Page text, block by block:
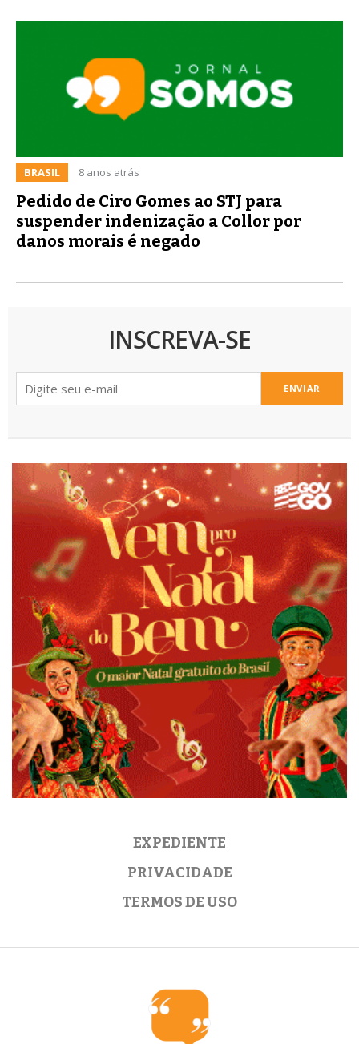
BRASIL 8 anos atrás
Pedido de Ciro Gomes ao STJ para
suspender indenização a Collor por
danos morais é negado
INSCREVA-SE
ENVIAR
EXPEDIENTE
PRIVACIDADE
TERMOS DE USO